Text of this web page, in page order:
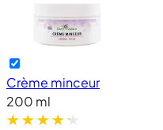
Crème minceur
200 ml